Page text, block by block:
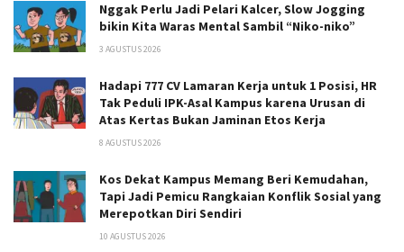
Nggak Perlu Jadi Pelari Kalcer, Slow Jogging
bikin Kita Waras Mental Sambil “Niko-niko”
3 AGUSTUS 2026
Hadapi 777 CV Lamaran Kerja untuk 1 Posisi, HR
Tak Peduli IPK-Asal Kampus karena Urusan di
Atas Kertas Bukan Jaminan Etos Kerja
8 AGUSTUS 2026
Kos Dekat Kampus Memang Beri Kemudahan,
Tapi Jadi Pemicu Rangkaian Konflik Sosial yang
Merepotkan Diri Sendiri
10 AGUSTUS 2026